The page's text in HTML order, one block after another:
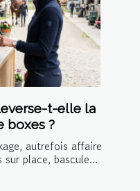
t-elle la
boxes ?
autrefois affaire
place, bascule...